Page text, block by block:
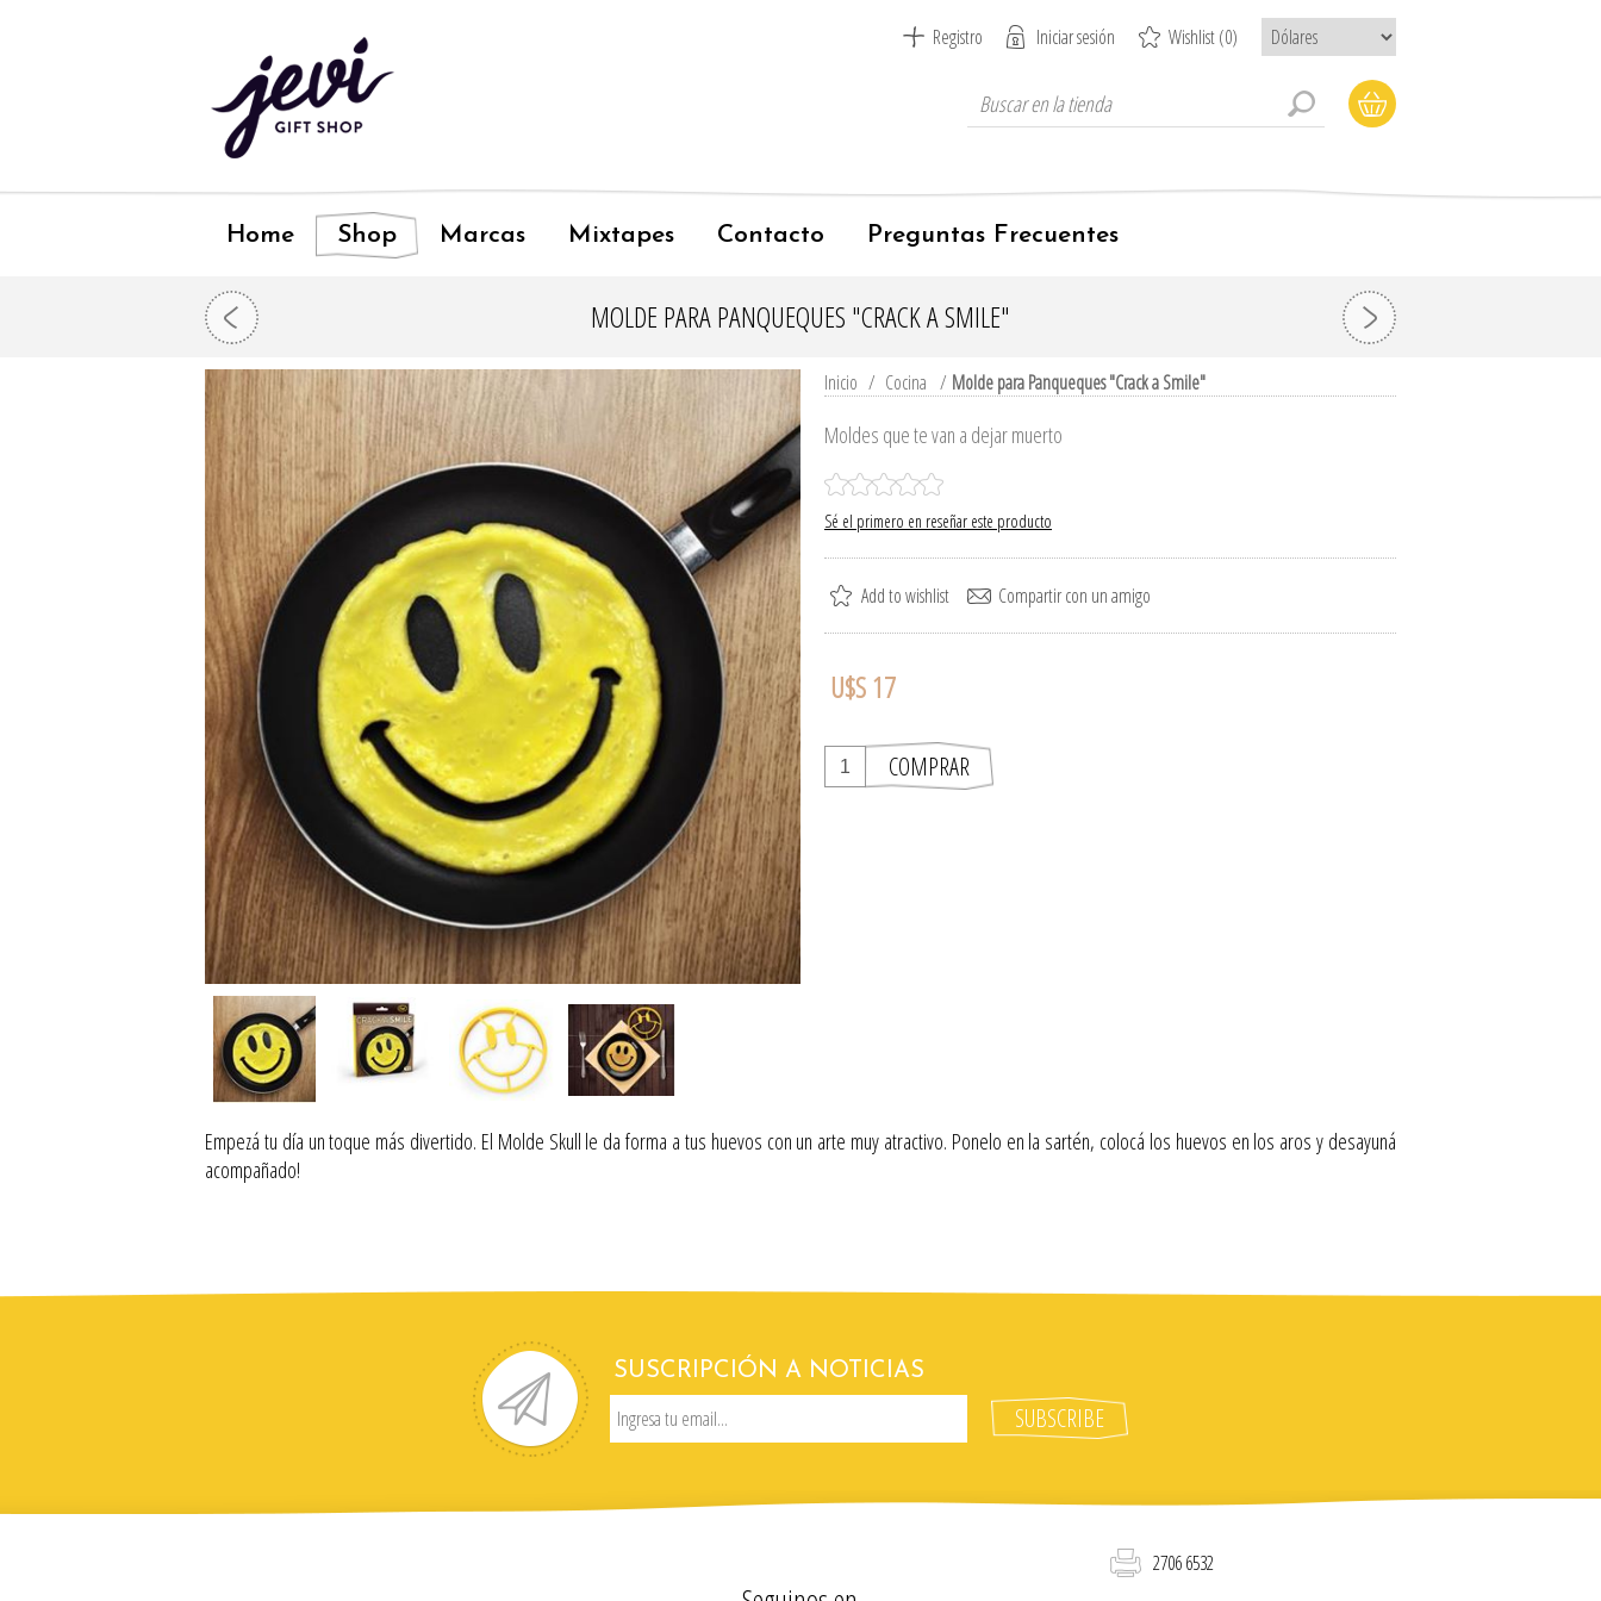
Registro Iniciar sesión Wishlist(0)
Home Shop Marcas Mixtapes Contacto Preguntas Frecuentes
MOLDE PARA PANQUEQUES "CRACK A SMILE"
Inicio / Cocina / Molde para Panqueques "Crack a Smile"
Moldes que te van a dejar muerto
Sé el primero en reseñar este producto
U$S 17
Empezá tu día un toque más divertido. El Molde Skull le da forma a tus huevos con un arte muy atractivo. Ponelo en la sartén, colocá los huevos en los aros y desayuná
acompañado!
SUSCRIPCIÓN A NOTICIAS
2706 6532